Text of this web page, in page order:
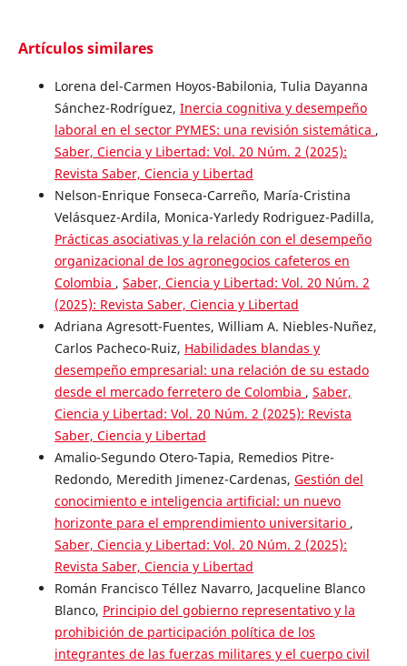
Artículos similares
Lorena del-Carmen Hoyos-Babilonia, Tulia Dayanna
Sánchez-Rodríguez, Inercia cognitiva y desempeño
laboral en el sector PYMES: una revisión sistemática ,
Saber, Ciencia y Libertad: Vol. 20 Núm. 2 (2025):
Revista Saber, Ciencia y Libertad
Nelson-Enrique Fonseca-Carreño, María-Cristina
Velásquez-Ardila, Monica-Yarledy Rodriguez-Padilla,
Prácticas asociativas y la relación con el desempeño
organizacional de los agronegocios cafeteros en
Colombia , Saber, Ciencia y Libertad: Vol. 20 Núm. 2
(2025): Revista Saber, Ciencia y Libertad
Adriana Agresott-Fuentes, William A. Niebles-Nuñez,
Carlos Pacheco-Ruiz, Habilidades blandas y
desempeño empresarial: una relación de su estado
desde el mercado ferretero de Colombia , Saber,
Ciencia y Libertad: Vol. 20 Núm. 2 (2025): Revista
Saber, Ciencia y Libertad
Amalio-Segundo Otero-Tapia, Remedios Pitre-
Redondo, Meredith Jimenez-Cardenas, Gestión del
conocimiento e inteligencia artificial: un nuevo
horizonte para el emprendimiento universitario ,
Saber, Ciencia y Libertad: Vol. 20 Núm. 2 (2025):
Revista Saber, Ciencia y Libertad
Román Francisco Téllez Navarro, Jacqueline Blanco
Blanco, Principio del gobierno representativo y la
prohibición de participación política de los
integrantes de las fuerzas militares y el cuerpo civil